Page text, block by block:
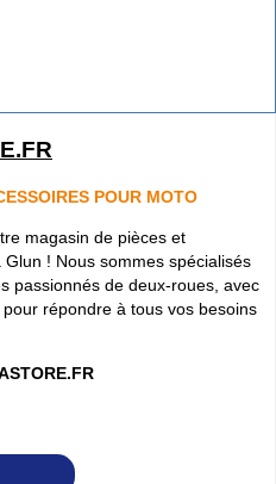
POUR MOTO
magasin de pièces et
! Nous sommes spécialisés
passionnés de deux-roues, avec
répondre à tous vos besoins